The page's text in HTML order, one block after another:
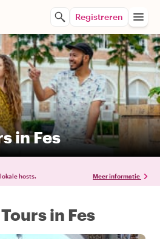
Registreren
in Fes
hosts. Meer informatie
in Fes